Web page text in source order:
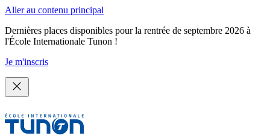
Aller au contenu principal
Dernières places disponibles pour la rentrée de septembre 2026 à
l'École Internationale Tunon !
Je m'inscris